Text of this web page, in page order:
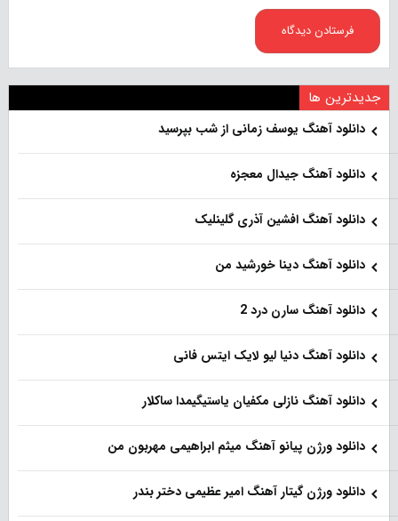
جدیدترین ها
دانلود آهنگ یوسف زمانی از شب بپرسید
دانلود آهنگ جیدال معجزه
دانلود آهنگ افشین آذری گلینلیک
دانلود آهنگ دینا خورشید من
دانلود آهنگ سارن درد 2
دانلود آهنگ دنیا لیو لایک ایتس فانی
دانلود آهنگ نازلی مکفیان یاستیگیمدا ساکلار
دانلود ورژن پیانو آهنگ میثم ابراهیمی مهربون من
دانلود ورژن گیتار آهنگ امیر عظیمی دختر بندر